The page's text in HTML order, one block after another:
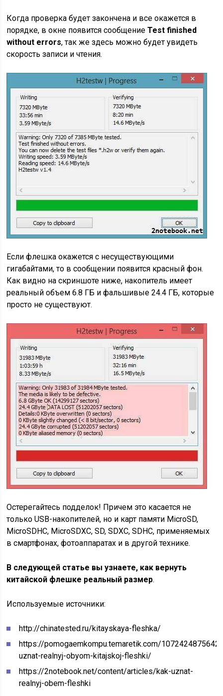
Когда проверка будет закончена и все окажется в
порядке, в окне появится сообщениеTest finished
without errors, так же здесь можно будет увидеть
скорость записи и чтения.
Если флешка окажется с несуществующими
гигабайтами, то в сообщении появится красный фон.
Как видно на скриншоте ниже, накопитель имеет
реальный объем 6.8 ГБ и фальшивые 24.4 ГБ, которые
просто не существуют.
Остерегайтесь подделок! Причем это касается не
только USB-накопителей, но и карт памяти MicroSD,
MicroSDHC, MicroSDXC, SD, SDXC, SDHC, применяемых
в смартфонах, фотоаппаратах и в другой технике.
В следующей статье вы узнаете, как вернуть
китайской флешке реальный размер.
Используемые источники:
http://chinatested.ru/kitayskaya-fleshka/
https://pomogaemkompu.temaretik.com/
uznat-realnyj-obyom-kitajskoj-fleshki/
https://2notebook.net/content/articles/kak-uznat-
realnyj-obem-fleshki